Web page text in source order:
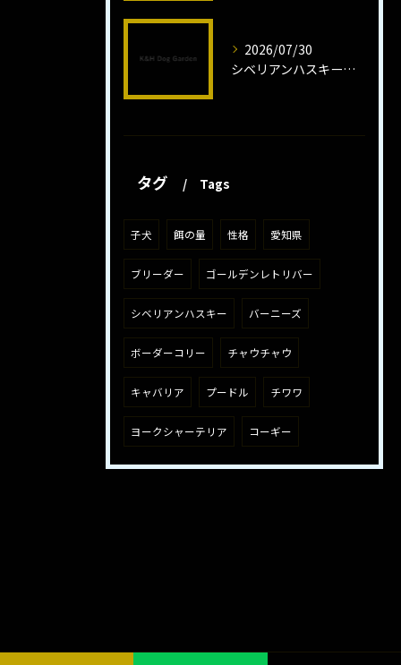
2026/07/30
シベリアンハスキー子犬の魅力と飼育法
タグ Tags
子犬 餌の量 性格 愛知県
ブリーダー ゴールデンレトリバー
シベリアンハスキー バーニーズ
ボーダーコリー チャウチャウ
キャバリア プードル チワワ
ヨークシャーテリア コーギー